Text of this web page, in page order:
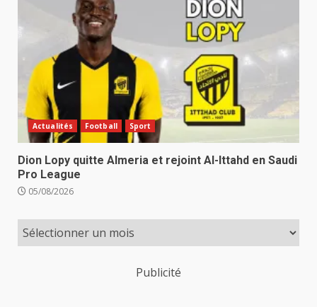
Actualités Football Sport
Dion Lopy quitte Almeria et rejoint Al-Ittahd en Saudi
Pro League
05/08/2026
Publicité